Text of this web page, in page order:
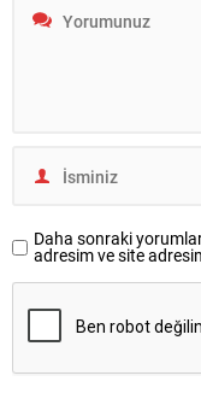
Daha sonraki
adresim ve site